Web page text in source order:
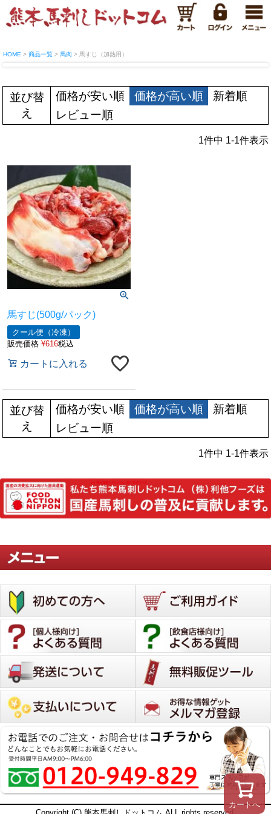
HOME 商品一覧 馬肉 馬すじ（加熱用）
並び替
え
価格が安い順 価格が高い順
新着順
レビュー順
1件中 1-1件表示
馬すじ(500g/パック)
クール便（冷凍）
販売価格 ¥616税込
カートに入れる
並び替
え
価格が安い順 価格が高い順
新着順
レビュー順
1件中 1-1件表示
カートへ